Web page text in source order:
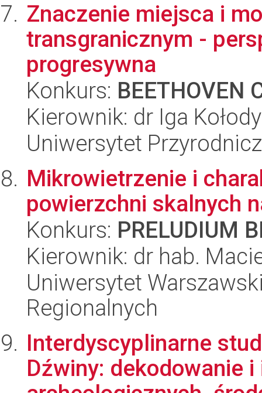
Znaczenie miejsca i
transgranicznym -
progresywna
Konkurs: BEETHOVEN
Kierownik: dr Iga
Uniwersytet
Mikrowietrzenie i
powierzchni skalnych
Konkurs: PRELUDIUM
Kierownik: dr hab.
Uniwersytet
Regionalnych
Interdyscyplinarne
Dźwiny: dekodowanie